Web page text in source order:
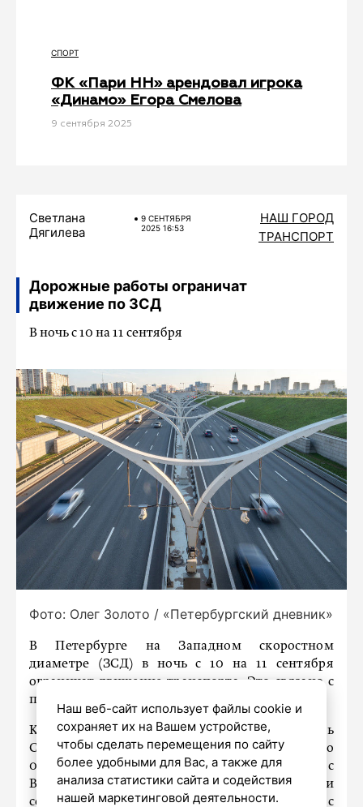
СПОРТ
ФК «Пари НН» арендовал игрока
«Динамо» Егора Смелова
9 сентября 2025
Светлана
Дягилева
9 СЕНТЯБРЯ
2025 16:53
НАШ ГОРОД
ТРАНСПОРТ
Дорожные работы ограничат
движение по ЗСД
В ночь с 10 на 11 сентября
Фото: Олег Золото / «Петербургский дневник»
В Петербурге на Западном скоростном
диаметре (ЗСД) в ночь с 10 на 11 сентября
ограничат движение транспорта. Это связано с
проведением ряда ремонтных работ.
Как сообщает пресс-служба ООО «Магистраль
Северной столицы», с 23:00 10 сентября до
06:00 11 сентября будут закрыты въезд с
Витебской развязки на ЗСД в направлении
севера, а также съезд на Витебскую развязку с
Наш веб-сайт использует файлы cookie и
сохраняет их на Вашем устройстве,
чтобы сделать перемещения по сайту
более удобными для Вас, а также для
анализа статистики сайта и содействия
нашей маркетинговой деятельности.